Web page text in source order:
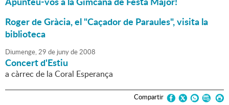
Roger de Gràcia, el "Caçador de Paraules", visita la
biblioteca
Diumenge,29 de junyde2008
Concert d'Estiu
a càrrec de la Coral Esperança
Compartir